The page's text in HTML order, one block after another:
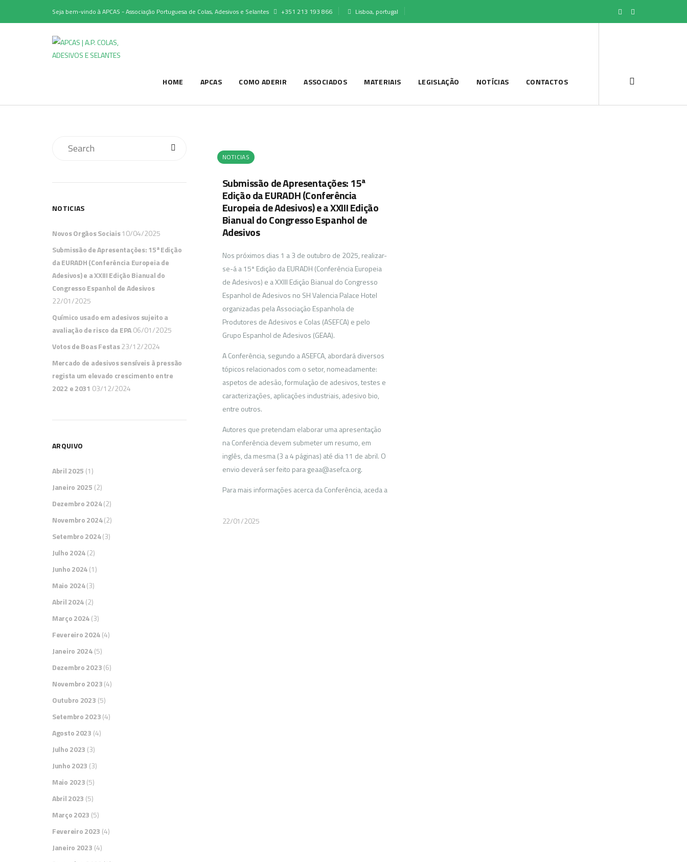
Seja bem-vindo à APCAS - Associação Portuguesa de Colas, Adesivos e Selantes +351 213 193 866 Lisboa, portugal
HOME APCAS COMO ADERIR ASSOCIADOS MATERIAIS LEGISLAÇÃO NOTÍCIAS CONTACTOS
NOTICIAS
Submissão de Apresentações: 15ª
Edição da EURADH (Conferência
Europeia de Adesivos) e a XXIII Edição
Bianual do Congresso Espanhol de
Adesivos
Nos próximos dias 1 a 3 de outubro de 2025, realizar-
se-á a 15ª Edição da EURADH (Conferência Europeia
de Adesivos) e a XXIII Edição Bianual do Congresso
Espanhol de Adesivos no SH Valencia Palace Hotel
organizadas pela Associação Espanhola de
Produtores de Adesivos e Colas (ASEFCA) e pelo
Grupo Espanhol de Adesivos (GEAA).
A Conferência, segundo a ASEFCA, abordará diversos
tópicos relacionados com o setor, nomeadamente:
aspetos de adesão, formulação de adesivos, testes e
caracterizações, aplicações industriais, adesivo bio,
entre outros.
Autores que pretendam elaborar uma apresentação
na Conferência devem submeter um resumo, em
inglês, da mesma (3 a 4 páginas) até dia 11 de abril. O
envio deverá ser feito para geaa@asefca.org.
Para mais informações acerca da Conferência, aceda a
22/01/2025
NOTICIAS
Novos Orgãos Sociais10/04/2025
Submissão de Apresentações: 15ª Edição
da EURADH (Conferência Europeia de
Adesivos) e a XXIII Edição Bianual do
Congresso Espanhol de Adesivos
22/01/2025
Químico usado em adesivos sujeito a
avaliação de risco da EPA06/01/2025
Votos de Boas Festas23/12/2024
Mercado de adesivos sensíveis à pressão
regista um elevado crescimento entre
2022 e 2031 03/12/2024
ARQUIVO
Abril 2025 (1)
Janeiro 2025 (2)
Dezembro 2024(2)
Novembro 2024(2)
Setembro 2024(3)
Julho 2024(2)
Junho 2024(1)
Maio 2024(3)
Abril 2024(2)
Março 2024(3)
Fevereiro 2024(4)
Janeiro 2024(5)
Dezembro 2023(6)
Novembro 2023(4)
Outubro 2023 (5)
Setembro 2023(4)
Agosto 2023 (4)
Julho 2023 (3)
Junho 2023 (3)
Maio 2023(5)
Abril 2023 (5)
Março 2023 (5)
Fevereiro 2023 (4)
Janeiro 2023 (4)